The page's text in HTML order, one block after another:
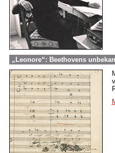
„Leonore“: Beethovens